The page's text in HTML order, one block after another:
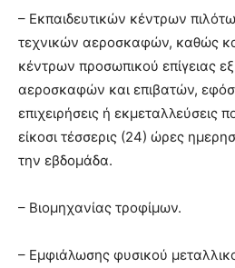
– Εκπαιδευτικών κέντρων
τεχνικών αεροσκαφών, καθώς
κέντρων προσωπικού επίγειας
αεροσκαφών και επιβατών,
επιχειρήσεις ή εκμεταλλεύσεις
είκοσι τέσσερις (24) ώρες
την εβδομάδα.
– Βιομηχανίας τροφίμων.
– Εμφιάλωσης φυσικού